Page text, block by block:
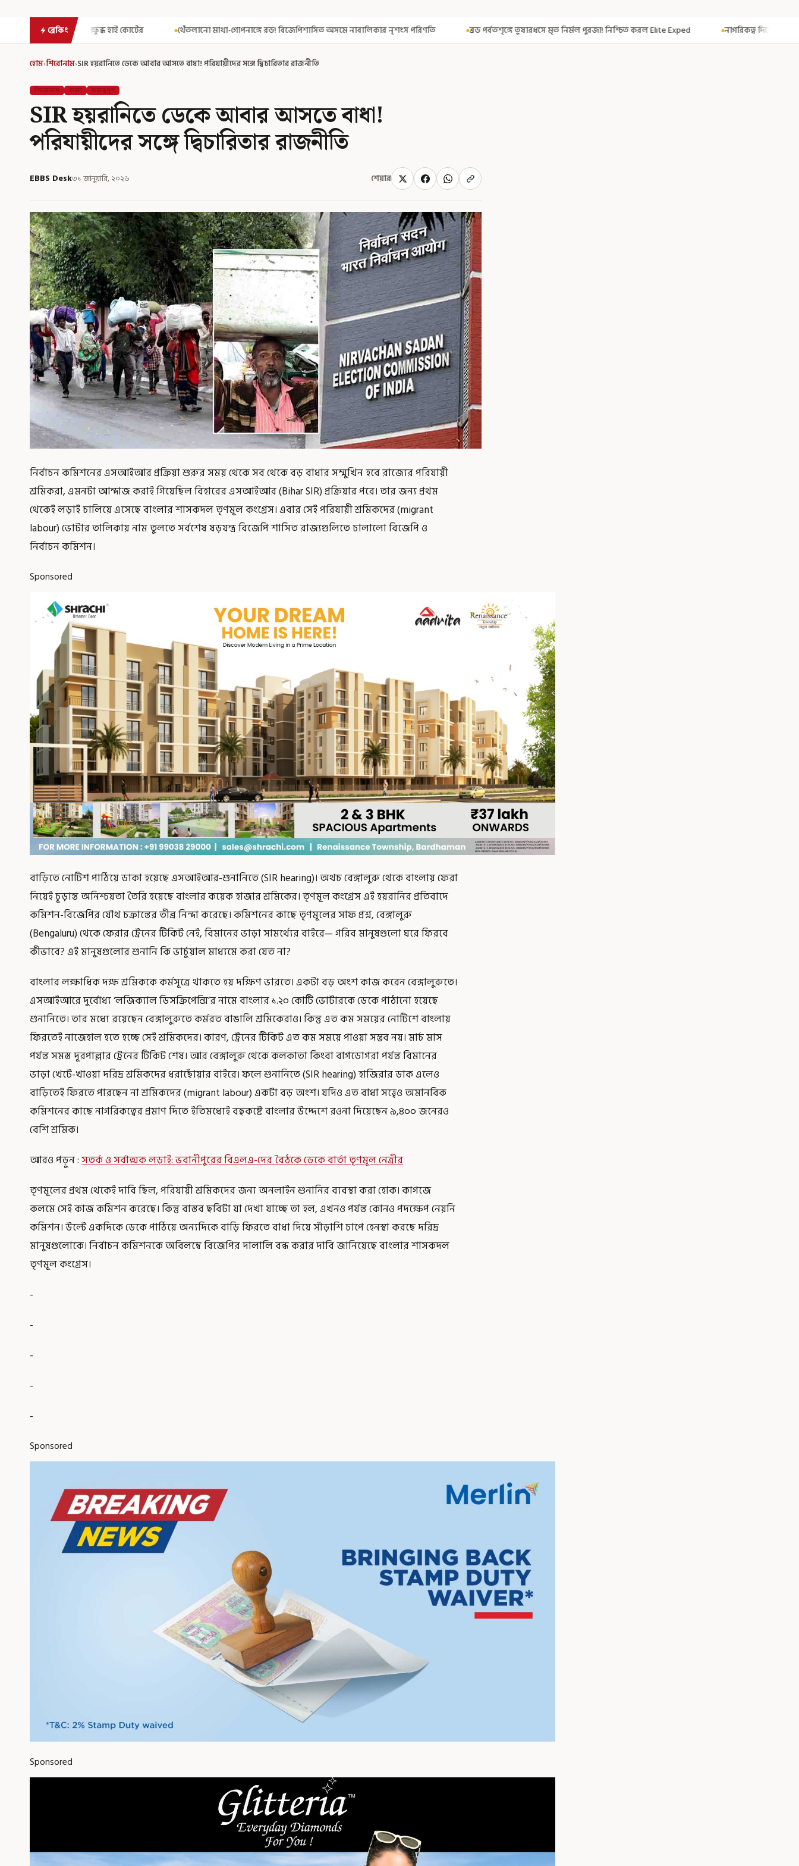
ব্রেকিং
হাই কোর্টের থেঁতলানো মাথা-গোপনাঙ্গে রড! বিজেপিশাসিত অসমে নাবালিকার নৃশংস পরিণতি ব্রড পর্বতশৃঙ্গে তুষারধসে মৃত নির্মল পুরজা! নিশ্চিত করল Elite Exped নাগরিকত্ব দিতেই CAA! ৩০০ মতুয়াকে
হোম›শিরোনাম›SIR হয়রানিতে ডেকে আবার আসতে বাধা! পরিযায়ীদের সঙ্গে দ্বিচারিতার রাজনীতি
শিরোনাম রাজ্য গুরুত্বপূর্ণ
SIR হয়রানিতে ডেকে আবার আসতে বাধা!
পরিযায়ীদের সঙ্গে দ্বিচারিতার রাজনীতি
EBBS Desk৩১ জানুয়ারি, ২০২৬ শেয়ার
নির্বাচন কমিশনের এসআইআর প্রক্রিয়া শুরুর সময় থেকে সব থেকে বড় বাধার সম্মুখিন হবে রাজ্যের পরিযায়ী
শ্রমিকরা, এমনটা আন্দাজ করাই গিয়েছিল বিহারের এসআইআর (Bihar SIR) প্রক্রিয়ার পরে। তার জন্য প্রথম
থেকেই লড়াই চালিয়ে এসেছে বাংলার শাসকদল তৃণমূল কংগ্রেস। এবার সেই পরিযায়ী শ্রমিকদের (migrant
labour) ভোটার তালিকায় নাম তুলতে সর্বশেষ ষড়যন্ত্র বিজেপি শাসিত রাজ্যগুলিতে চালালো বিজেপি ও
নির্বাচন কমিশন।
Sponsored
বাড়িতে নোটিশ পাঠিয়ে ডাকা হয়েছে এসআইআর-শুনানিতে (SIR hearing)। অথচ বেঙ্গালুরু থেকে বাংলায় ফেরা
নিয়েই চূড়ান্ত অনিশ্চয়তা তৈরি হয়েছে বাংলার কয়েক হাজার শ্রমিকের। তৃণমূল কংগ্রেস এই হয়রানির প্রতিবাদে
কমিশন-বিজেপির যৌথ চক্রান্তের তীব্র নিন্দা করেছে। কমিশনের কাছে তৃণমূলের সাফ প্রশ্ন, বেঙ্গালুরু
(Bengaluru) থেকে ফেরার ট্রেনের টিকিট নেই, বিমানের ভাড়া সামর্থ্যের বাইরে— গরিব মানুষগুলো ঘরে ফিরবে
কীভাবে? এই মানুষগুলোর শুনানি কি ভার্চুয়াল মাধ্যমে করা যেত না?
বাংলার লক্ষাধিক দক্ষ শ্রমিককে কর্মসূত্রে থাকতে হয় দক্ষিণ ভারতে। একটা বড় অংশ কাজ করেন বেঙ্গালুরুতে।
এসআইআরে দুর্বোধ্য ‘লজিক্যাল ডিসক্রিপেন্সি’র নামে বাংলার ১.২০ কোটি ভোটারকে ডেকে পাঠানো হয়েছে
শুনানিতে। তার মধ্যে রয়েছেন বেঙ্গালুরুতে কর্মরত বাঙালি শ্রমিকেরাও। কিন্তু এত কম সময়ের নোটিশে বাংলায়
ফিরতেই নাজেহাল হতে হচ্ছে সেই শ্রমিকদের। কারণ, ট্রেনের টিকিট এত কম সময়ে পাওয়া সম্ভব নয়। মার্চ মাস
পর্যন্ত সমস্ত দূরপাল্লার ট্রেনের টিকিট শেষ। আর বেঙ্গালুরু থেকে কলকাতা কিংবা বাগডোগরা পর্যন্ত বিমানের
ভাড়া খেটে-খাওয়া দরিদ্র শ্রমিকদের ধরাছোঁয়ার বাইরে। ফলে শুনানিতে (SIR hearing) হাজিরার ডাক এলেও
বাড়িতেই ফিরতে পারছেন না শ্রমিকদের (migrant labour) একটা বড় অংশ। যদিও এত বাধা সত্ত্বেও অমানবিক
কমিশনের কাছে নাগরিকত্বের প্রমাণ দিতে ইতিমধ্যেই বহুকষ্টে বাংলার উদ্দেশে রওনা দিয়েছেন ৯,৪০০ জনেরও
বেশি শ্রমিক।
আরও পড়ুন :সতর্ক ও সর্বাত্মক লড়াই: ভবানীপুরের বিএলএ-দের বৈঠকে ডেকে বার্তা তৃণমূল নেত্রীর
তৃণমূলের প্রথম থেকেই দাবি ছিল, পরিযায়ী শ্রমিকদের জন্য অনলাইন শুনানির ব্যবস্থা করা হোক। কাগজে
কলমে সেই কাজ কমিশন করেছে। কিন্তু বাস্তব ছবিটা যা দেখা যাচ্ছে তা হল, এখনও পর্যন্ত কোনও পদক্ষেপ নেয়নি
কমিশন। উল্টে একদিকে ডেকে পাঠিয়ে অন্যদিকে বাড়ি ফিরতে বাধা দিয়ে সাঁড়াশি চাপে হেনস্থা করছে দরিদ্র
মানুষগুলোকে। নির্বাচন কমিশনকে অবিলম্বে বিজেপির দালালি বন্ধ করার দাবি জানিয়েছে বাংলার শাসকদল
তৃণমূল কংগ্রেস।
-
-
-
-
-
Sponsored
Sponsored